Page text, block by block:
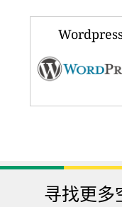
寻找更多